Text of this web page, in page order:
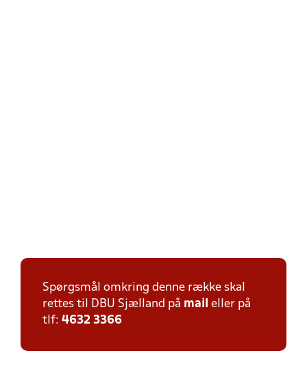
Spørgsmål omkring denne række skal
rettes til DBU Sjælland på mail eller på
tlf: 4632 3366